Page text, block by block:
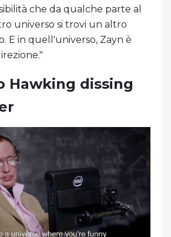
che da qualche parte al
universo si trovi un altro
E in quell'universo, Zayn è
Hawking dissing